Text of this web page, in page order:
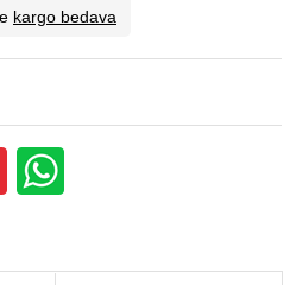
kargo bedava